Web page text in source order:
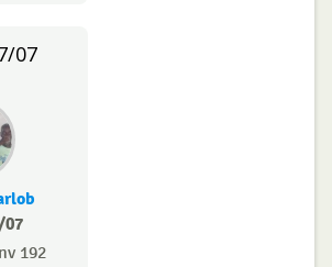
07
07
192